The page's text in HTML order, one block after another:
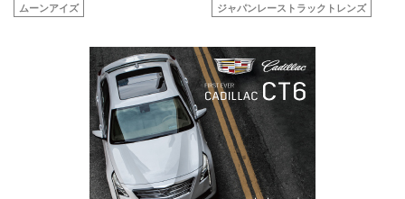
ムーンアイズ
ジャパンレーストラックトレンズ